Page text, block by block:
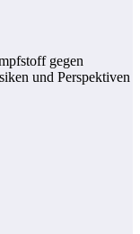
gegen
und Perspektiven